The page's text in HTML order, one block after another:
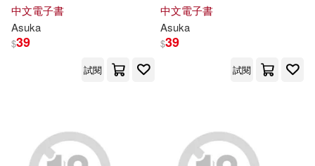
中文電子書
Asuka
$39
試閱
中文電子書
Asuka
$39
試閱